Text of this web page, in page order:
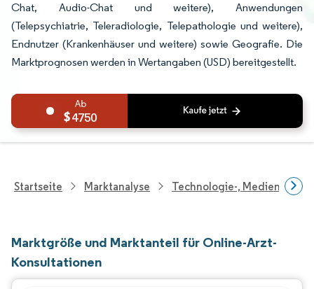
Chat, Audio-Chat und weitere), Anwendungen
(Telepsychiatrie, Teleradiologie, Telepathologie und weitere),
Endnutzer (Krankenhäuser und weitere) sowie Geografie. Die
Marktprognosen werden in Wertangaben (USD) bereitgestellt.
4750
Startseite Marktanalyse Technologie-, Medien- Und
Marktgröße und Marktanteil für Online-Arzt-
Konsultationen